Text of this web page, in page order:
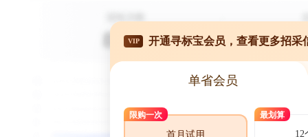
VIP 开通寻标宝会员，查看更多招采
单省会员
限购一次
首月试用
最划算
12